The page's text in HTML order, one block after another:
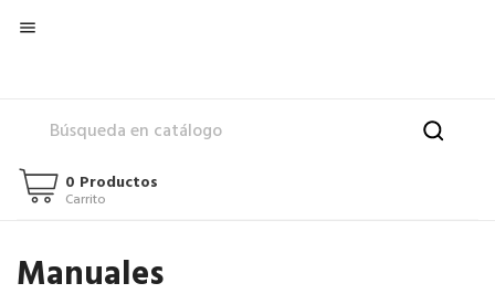

0 Productos
Carrito
Manuales